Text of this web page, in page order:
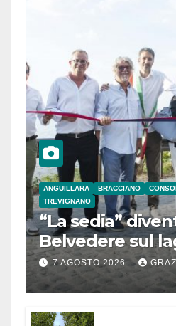
ANGUILLARA BRACCIANO
TREVIGNANO
“La sedia”
Belvedere sul
Bracciano: ieri
l’inaugurazione
7 AGOSTO 2026